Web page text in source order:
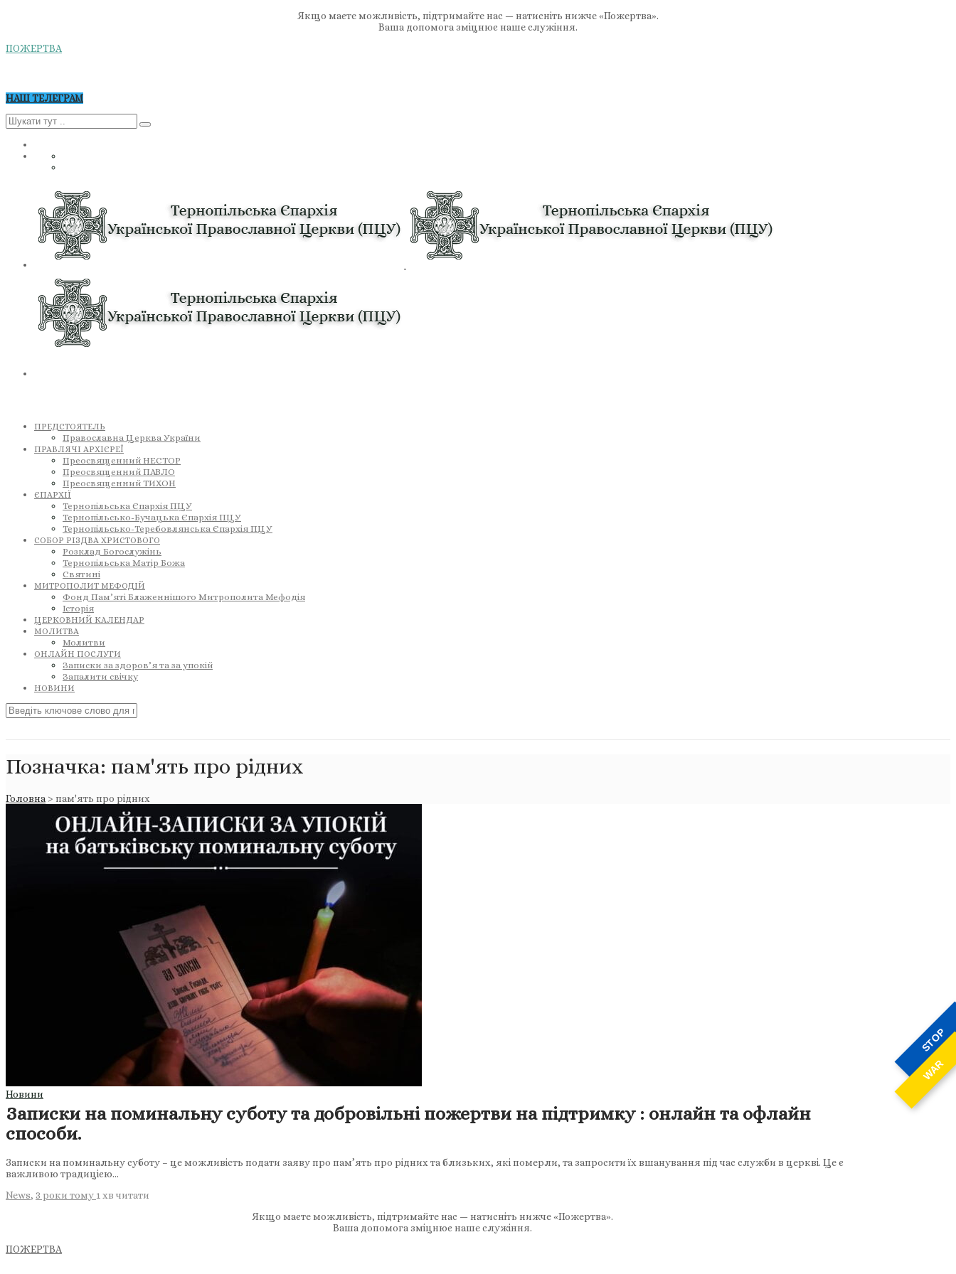
STOP
WAR
Якщо маєте можливість, підтримайте нас — натисніть нижче «Пожертва».
Ваша допомога зміцнює наше служіння.
ПОЖЕРТВА
НАШ ТЕЛЕГРАМ
ПРЕДСТОЯТЕЛЬ
Православна Церква України
ПРАВЛЯЧІ АРХІЄРЕЇ
Преосвященний НЕСТОР
Преосвященний ПАВЛО
Преосвященний ТИХОН
ЄПАРХІЇ
Тернопільська Єпархія ПЦУ
Тернопільсько-Бучацька Єпархія ПЦУ
Тернопільсько-Теребовлянська Єпархія ПЦУ
СОБОР РІЗДВА ХРИСТОВОГО
Розклад Богослужінь
Тернопільська Матір Божа
Святині
МИТРОПОЛИТ МЕФОДІЙ
Фонд Пам’яті Блаженнішого Митрополита Мефодія
Історія
ЦЕРКОВНИЙ КАЛЕНДАР
МОЛИТВА
Молитви
ОНЛАЙН ПОСЛУГИ
Записки за здоров’я та за упокій
Запалити свічку
НОВИНИ
Позначка: пам'ять про рідних
Головна > пам'ять про рідних
Новини
Записки на поминальну суботу та добровільні пожертви на підтримку : онлайн та офлайн
способи.
Записки на поминальну суботу – це можливість подати заяву про пам’ять про рідних та близьких, які померли, та запросити їх вшанування під час служби в церкві. Це є
важливою традицією…
News, 3 роки тому 1 хв читати
Якщо маєте можливість, підтримайте нас — натисніть нижче «Пожертва».
Ваша допомога зміцнює наше служіння.
ПОЖЕРТВА